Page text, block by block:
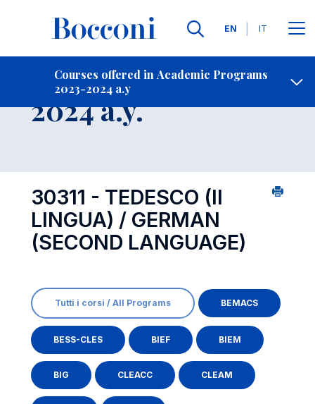
Languages
EN IT
Courses offered in Academic Programs
2023-2024 a.y
Contact Us
Course 2023-
2024 a.y.
30311 - TEDESCO (II
LINGUA) / GERMAN
(SECOND LANGUAGE)
Tutti i corsi / All Programs BEMACS
BESS-CLES BIEF BIEM
BIG CLEACC CLEAM